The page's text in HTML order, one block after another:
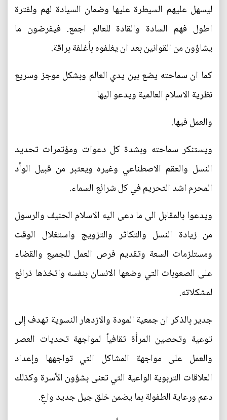
ليسهل عليهم السيطرة عليها وضمان السيادة لهم ولفترة
اطول فهم السادة والقادة للعالم اجمع. فيفرضون ما
يشاؤون من القوانين بعد ان يغلفوه بأغلفة براقة.
كما ان سماحته يضع بين يدي العالم وبشكل موجز وسريع
نظرية الاسلام العالمية ويدعو اليها
والعمل فيها.
ويستنكر سماحته وبشدة كل دعوات ومؤتمرات تحديد
النسل والعقم الاصطناعي وغيره ويعتبر من قبيل الوأد
المحرم اشد التحريم في كل شرائع السماء.
ويدعوا بالمقابل الى ما دعى اليه الاسلام الحنيف والرسول
من زيادة النسل والتكاثر والتزويج واستغلال الوقت
ومستلزمات السعة وتقديم فرص العمل للجميع والقضاء
على الصعوبات التي وضعها الانسان بنفسه واتخذها ذرائع
لمشكلاته.
جدير بالذكر ان جمعية المودة والازدهار النسوية تهدف إلى
توعية وتحصين المرأة ثقافياً لمواجهة تحديات العصر
والعمل على مواجهة المشاكل التي تواجهها وإعداد
العلاقات التربوية الواعية التي تعنى بشؤون الأسرة وكذلك
دعم ورعاية الطفولة بما يضمن خلق جيل جديد واعِ.